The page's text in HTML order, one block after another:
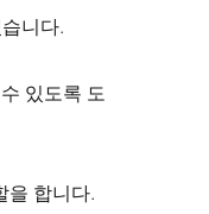
니다.
있도록 도
을 합니다.